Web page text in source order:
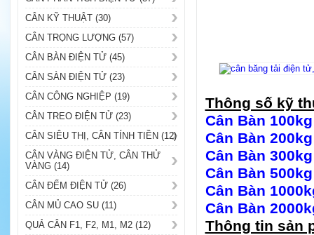
CÂN KỸ THUẬT (30)
CÂN TRỌNG LƯỢNG (57)
CÂN BÀN ĐIỆN TỬ (45)
CÂN SÀN ĐIỆN TỬ (23)
CÂN CÔNG NGHIỆP (19)
CÂN TREO ĐIỆN TỬ (23)
CÂN SIÊU THỊ, CÂN TÍNH TIỀN (12)
CÂN VÀNG ĐIỆN TỬ, CÂN THỬ
VÀNG (14)
CÂN ĐẾM ĐIỆN TỬ (26)
CÂN MỦ CAO SU (11)
QUẢ CÂN F1, F2, M1, M2 (12)
Thông số kỹ
Cân Bàn
Cân Bàn
Cân Bàn
Cân Bàn
Cân Bàn
Cân Bàn
Thông tin sản